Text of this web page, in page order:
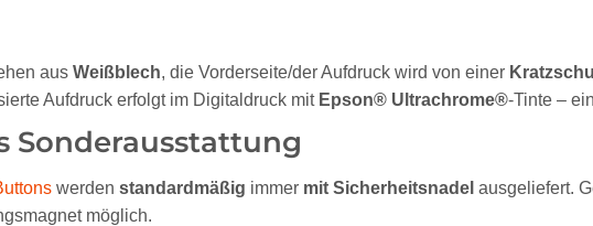
ausWeißblech, die Vorderseite/der Aufdruck wird von einer
Aufdruck erfolgt im Digitaldruck mit Epson® Ultrachrome®-Tinte –
Sonderausstattung
werdenstandardmäßig immer mit Sicherheitsnadel ausgeliefert.
möglich.